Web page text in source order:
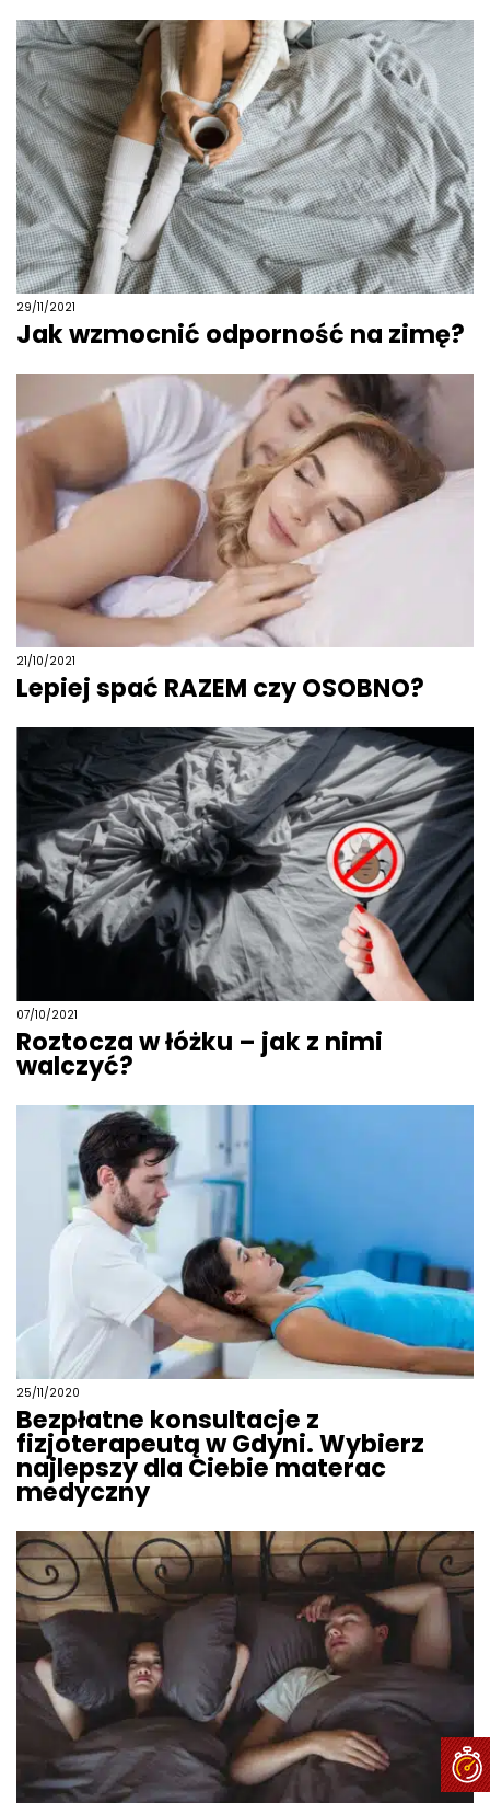
29/11/2021
Jak wzmocnić odporność na zimę?
21/10/2021
Lepiej spać RAZEM czy OSOBNO?
07/10/2021
Roztocza w łóżku – jak z nimi
walczyć?
25/11/2020
Bezpłatne konsultacje z
fizjoterapeutą w Gdyni. Wybierz
najlepszy dla Ciebie materac
medyczny